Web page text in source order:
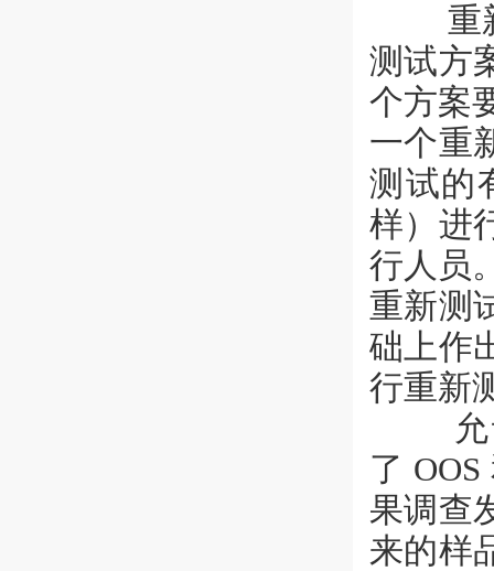
重新
测试方
个方案
一个重
测试的
样）进
行人员
重新测
础上作
行重新
允许
了
果调查
来的样